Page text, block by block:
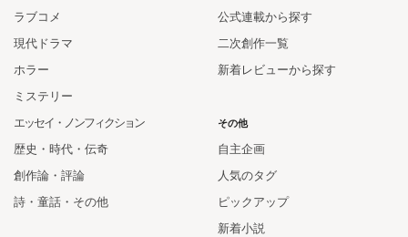
公式連載から探す
二次創作一覧
新着レビューから探す
ラブコメ
現代ドラマ
ホラー
ミステリー
エッセイ・ノンフィクション
歴史・時代・伝奇
創作論・評論
詩・童話・その他
その他
自主企画
人気のタグ
ピックアップ
新着小説